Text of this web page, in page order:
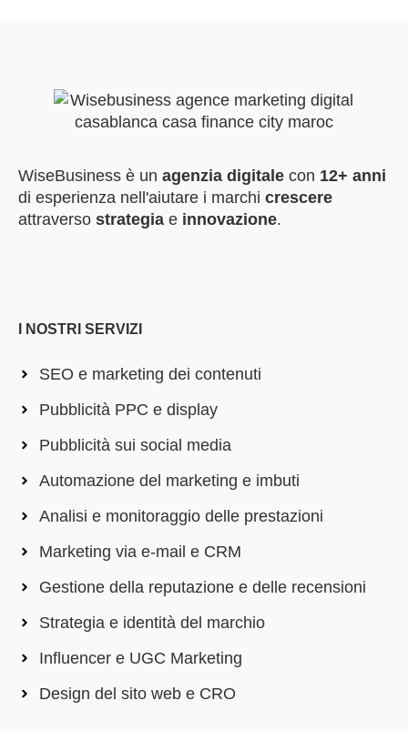
WiseBusiness è un agenzia digitale con 12+ anni
di esperienza nell'aiutare i marchi crescere
attraverso strategia e innovazione.
I NOSTRI SERVIZI
SEO e marketing dei contenuti
Pubblicità PPC e display
Pubblicità sui social media
Automazione del marketing e imbuti
Analisi e monitoraggio delle prestazioni
Marketing via e-mail e CRM
Gestione della reputazione e delle recensioni
Strategia e identità del marchio
Influencer e UGC Marketing
Design del sito web e CRO